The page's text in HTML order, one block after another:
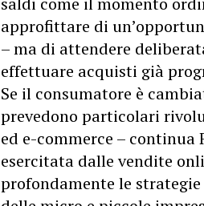
approfittare di
– ma di attendere
effettuare acquisti già
Se il consumatore è
prevedono particolari
ed e-commerce – continua
esercitata dalle vendite
profondamente le